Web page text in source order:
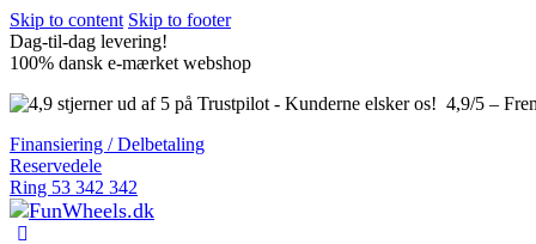
Skip to content Skip to footer
Dag-til-dag levering!
100% dansk e-mærket webshop
4,9/5 –
Finansiering / Delbetaling
Reservedele
Ring 53 342 342